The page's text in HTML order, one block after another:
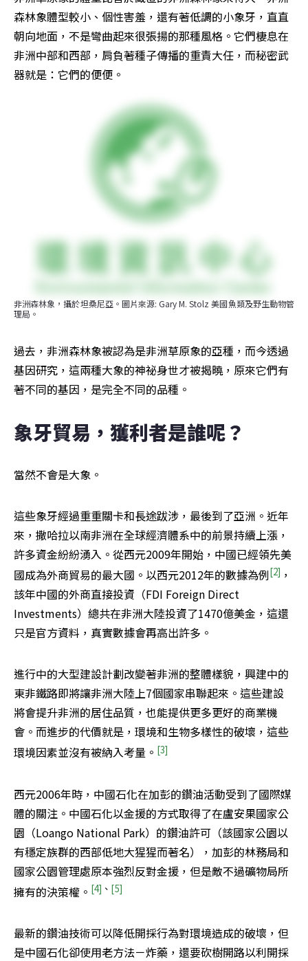
森林象體型較小、個性害羞，還有著低調的小象牙，直直
朝向地面，不是彎曲起來很張揚的那種風格。它們棲息在
非洲中部和西部，肩負著種子傳播的重責大任，而秘密武
器就是：它們的便便。
非洲森林象，攝於坦桑尼亞。圖片來源: Gary M. Stolz 美國魚類及野生動物管
理局。
過去，非洲森林象被認為是非洲草原象的亞種，而今透過
基因研究，這兩種大象的神祕身世才被揭曉，原來它們有
著不同的基因，是完全不同的品種。
象牙貿易，獲利者是誰呢？
當然不會是大象。
這些象牙經過重重關卡和長途跋涉，最後到了亞洲。近年
來，撒哈拉以南非洲在全球經濟體系中的前景持續上漲，
許多資金紛紛湧入。從西元2009年開始，中國已經領先美
國成為外商貿易的最大國。以西元2012年的數據為例[2] ，
該年中國的外商直接投資（FDI Foreign Direct
Investments）總共在非洲大陸投資了1470億美金，這還
只是官方資料，真實數據會再高出許多。
進行中的大型建設計劃改變著非洲的整體樣貌，興建中的
東非鐵路即將讓非洲大陸上7個國家串聯起來。這些建設
將會提升非洲的居住品質，也能提供更多更好的商業機
會。而進步的代價就是，環境和生物多樣性的破壞，這些
環境因素並沒有被納入考量。 [3]
西元2006年時，中國石化在加彭的鑽油活動受到了國際媒
體的關注。中國石化以金援的方式取得了在盧安果國家公
園（Loango National Park）的鑽油許可（該國家公園以
有穩定族群的西部低地大猩猩而著名），加彭的林務局和
國家公園管理處原本強烈反對金援，但是敵不過礦物局所
擁有的決策權。 [4] 、 [5]
最新的鑽油技術可以降低開採行為對環境造成的破壞，但
是中國石化卻使用老方法－炸藥，還要砍樹開路以利開採